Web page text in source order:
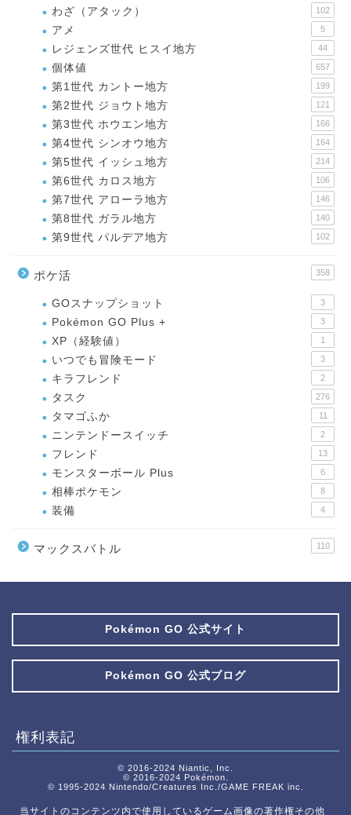
わざ（アタック） 102
アメ 5
レジェンズ世代 ヒスイ地方 44
個体値 657
第1世代 カントー地方 199
第2世代 ジョウト地方 121
第3世代 ホウエン地方 166
第4世代 シンオウ地方 164
第5世代 イッシュ地方 214
第6世代 カロス地方 106
第7世代 アローラ地方 146
第8世代 ガラル地方 140
第9世代 パルデア地方 102
ポケ活 358
GOスナップショット 3
Pokémon GO Plus + 3
XP（経験値） 1
いつでも冒険モード 3
キラフレンド 2
タスク 276
タマゴふか 11
ニンテンドースイッチ 2
フレンド 13
モンスターボール Plus 6
相棒ポケモン 8
装備 4
マックスバトル 110
Pokémon GO 公式サイト
Pokémon GO 公式ブログ
権利表記
© 2016-2024 Niantic, Inc.
© 2016-2024 Pokémon.
© 1995-2024 Nintendo/Creatures Inc./GAME FREAK inc.
当サイトのコンテンツ内で使用しているゲーム画像の著作権その他